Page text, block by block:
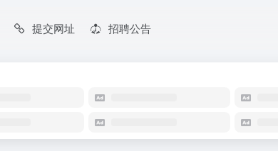
提交网址 招聘公告